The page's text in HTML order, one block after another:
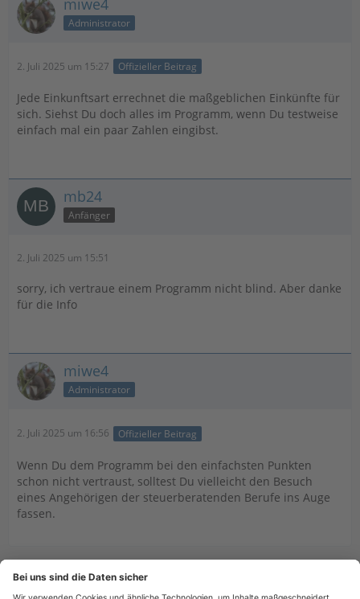
miwe4
Administrator
2. Juli 2025 um 15:27 Offizieller Beitrag
Jede Einkunftsart errechnet die maßgeblichen Einkünfte für
sich. Siehst Du doch alles im Programm, wenn Du testweise
einfach mal ein paar Zahlen eingibst.
mb24
Anfänger
2. Juli 2025 um 15:51
sorry, ich vertraue einem Programm nicht blind. Aber danke
für die Info
miwe4
Administrator
2. Juli 2025 um 16:56 Offizieller Beitrag
Wenn Du dem Programm bei den einfachsten Punkten
schon nicht vertraust, solltest Du vielleicht den Besuch
eines Angehörigen der steuerberatenden Berufe ins Auge
fassen.